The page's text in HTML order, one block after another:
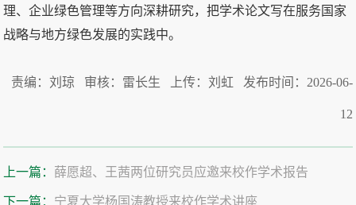
理、企业绿色管理等方向深耕研究，把学术论文写在服务国家
战略与地方绿色发展的实践中。
责编：刘琼 审核：雷长生 上传：刘虹 发布时间：2026-06-
12
上一篇： 薛愿超、王茜两位研究员应邀来校作学术报告
下一篇： 宁夏大学杨国涛教授来校作学术讲座